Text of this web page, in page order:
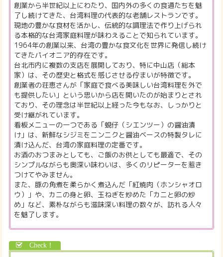
創業から半世紀以上にわたり、国内外の多くの食通たちを魅
了し続けてきた、台湾料理の代表的な老舗レストランです。
現地の豊かな食材を活かし、伝統的な調理法で作り上げられ
る本格的な台湾家庭料理が味わえることで知られています。
1964年の創業以来、台湾の豊かな食文化を世界に発信し続け
てきたパイオニア的存在です。
台北市内に複数の支店を展開しており、特に中山店（総本
家）は、その歴史と格式を感じさせる佇まいが特徴です。
創業者の荘恵さんが「家庭で食べる美味しい台湾料理を外で
も提供したい」という思いから店を開いたのが始まりとされ
ており、その理念は半世紀以上経った今もなお、しっかりと
受け継がれています。
看板メニューの一つである「蜆仔（シエンツー）の醤油漬
け」は、新鮮なシジミをニンニクと醤油ベースの特製タレに
漬け込んだ、台湾の家庭料理の定番です。
お酒のおつまみとしても、ご飯のお供としても最適で、その
シンプルながらも奥深い味わいは、多くのリピーターを惹き
つけてやみません。
また、豚の角煮を柔らかく煮込んだ「紅焼肉（ホンシャオロ
ウ）」や、カニの身と卵、玉ねぎを炒めた「カニと卵の炒
め」など、素朴ながらも滋味深い料理の数々が、訪れる人々
を魅了します。